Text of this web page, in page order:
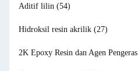
Aditif lilin (54)
Hidroksil resin akrilik (27)
2K Epoxy Resin dan Agen Pengeras